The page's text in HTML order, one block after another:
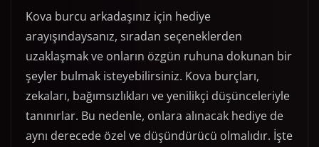
Kova burcu arkadaşınız için hediye
arayışındaysanız, sıradan seçeneklerden
uzaklaşmak ve onların özgün ruhuna dokunan bir
şeyler bulmak isteyebilirsiniz. Kova burçları,
zekaları, bağımsızlıkları ve yenilikçi düşünceleriyle
tanınırlar. Bu nedenle, onlara alınacak hediye de
aynı derecede özel ve düşündürücü olmalıdır. İşte